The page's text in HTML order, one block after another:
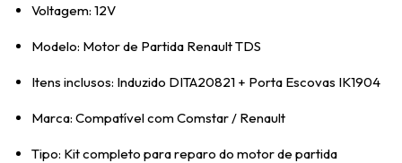
Voltagem: 12V
Modelo: Motor de Partida Renault TDS
Itens inclusos: Induzido DITA20821 + Porta Escovas IK1904
Marca: Compatível com Comstar / Renault
Tipo: Kit completo para reparo do motor de partida